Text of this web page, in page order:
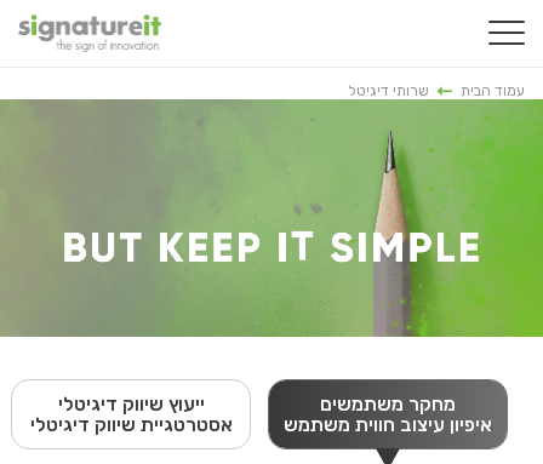
עמוד הבית שרותי דיגיטל
מחקר משתמשים
איפיון עיצוב חווית משתמש
ייעוץ שיווק דיגיטלי
אסטרטגיית שיווק דיגיטלי